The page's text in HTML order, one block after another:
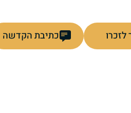
כתיבת הקדשה